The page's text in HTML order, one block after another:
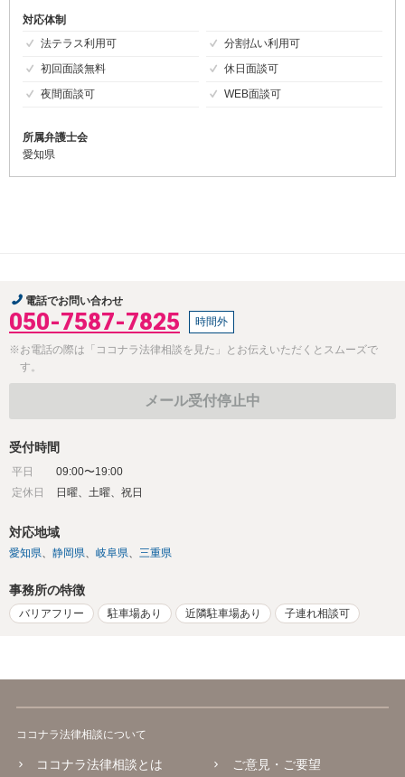
対応体制
法テラス利用可
分割払い利用可
初回面談無料
休日面談可
夜間面談可
WEB面談可
所属弁護士会
愛知県
電話でお問い合わせ
050-7587-7825 時間外
※お電話の際は「ココナラ法律相談を見た」とお伝えいただくとスムーズで
す。
メール受付停止中
受付時間
平日
09:00〜19:00
定休日
日曜、土曜、祝日
対応地域
愛知県 静岡県 岐阜県 三重県
事務所の特徴
バリアフリー 駐車場あり 近隣駐車場あり 子連れ相談可
ココナラ法律相談について
ココナラ法律相談とは ご意見・ご要望